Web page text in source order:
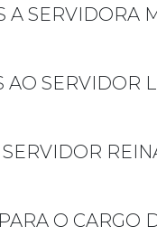
A SERVIDORA
SERVIDOR
O CARGO